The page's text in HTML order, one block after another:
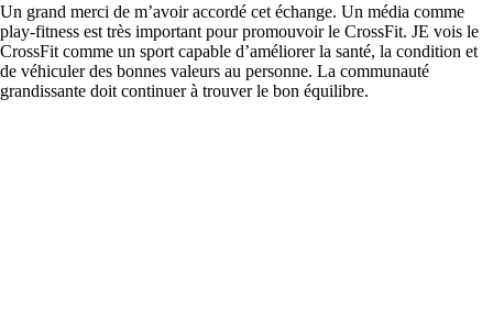
Un grand merci de m’avoir accordé cet échange. Un média comme
play-fitness est très important pour promouvoir le CrossFit. JE vois le
CrossFit comme un sport capable d’améliorer la santé, la condition et
de véhiculer des bonnes valeurs au personne. La communauté
grandissante doit continuer à trouver le bon équilibre.